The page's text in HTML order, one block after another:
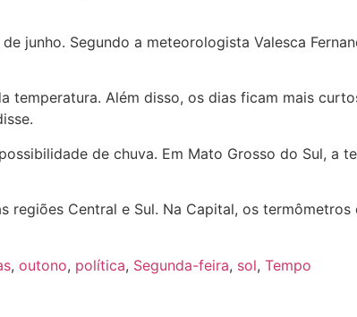
junho. Segundo a meteorologista Valesca
Além disso, os dias ficam mais
de chuva. Em Mato Grosso do Sul, a
Central e Sul. Na Capital, os termômetros
, outono, política, Segunda-feira, sol, Tempo